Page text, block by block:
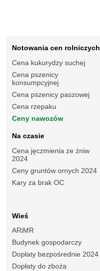
Notowania cen rolniczych
Cena kukurydzy suchej
Cena pszenicy
konsumpcyjnej
Cena pszenicy paszowej
Cena rzepaku
Ceny nawozów
Na czasie
Cena jęczmienia ze żniw
2024
Ceny gruntów ornych 2024
Kary za brak OC
Wieś
ARiMR
Budynek gospodarczy
Dopłaty bezpośrednie 2024
Dopłaty do zboża